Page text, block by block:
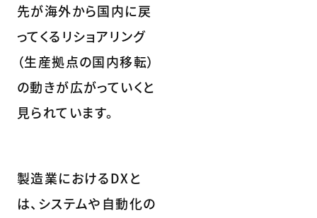
先が海外から国内に戻
ってくるリショアリング
（生産拠点の国内移転）
の動きが広がっていくと
見られています。
製造業におけるDXと
は、システムや自動化の